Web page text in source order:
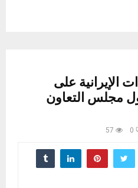
الإيرانية على
مجلس التعاون
0
57